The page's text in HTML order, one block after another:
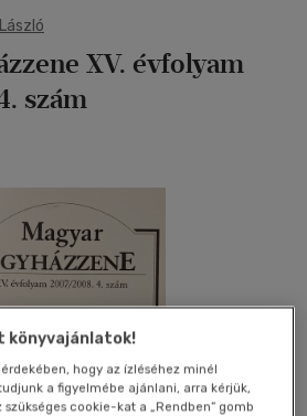
XV. évfolyam
szám
könyvajánlatok!
hogy az ízléséhez minél
a figyelmébe ajánlani, arra kérjük,
cookie-kat a „Rendben” gomb